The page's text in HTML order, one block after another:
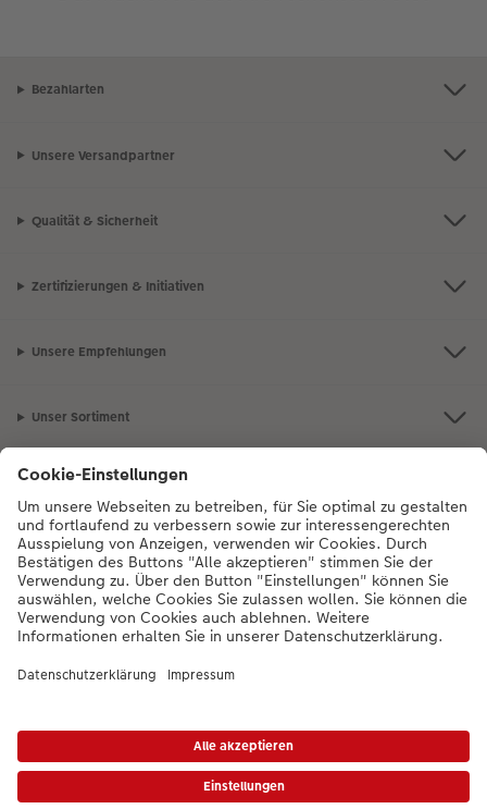
Bezahlarten
Unsere Versandpartner
Qualität & Sicherheit
Zertifizierungen & Initiativen
Unsere Empfehlungen
Unser Sortiment
Service
Mehr zum CEWE Fotoservice
Mo. bis Sa.: 8:00 – 20:00 Uhr und So.: 10:00 – 18:00
Uhr